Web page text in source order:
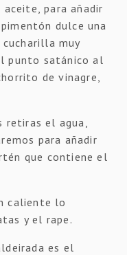
para añadir
dulce una
muy
punto satánico al
de vinagre,
el agua,
para añadir
que contiene el
caliente lo
y el rape.
es el